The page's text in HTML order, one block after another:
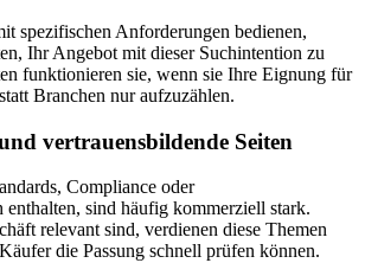
spezifischen Anforderungen bedienen,
Ihr Angebot mit dieser Suchintention zu
funktionieren sie, wenn sie Ihre Eignung für
Branchen nur aufzuzählen.
vertrauensbildende Seiten
Compliance oder
enthalten, sind häufig kommerziell stark.
relevant sind, verdienen diese Themen
die Passung schnell prüfen können.